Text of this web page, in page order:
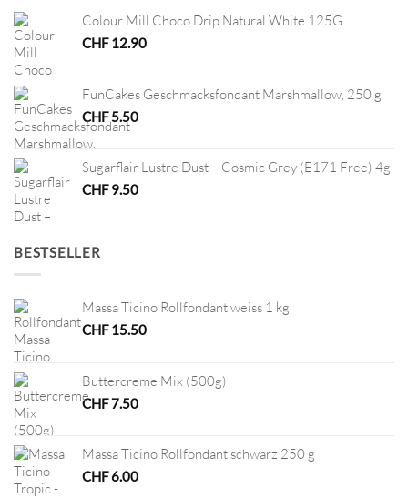
Colour Mill Choco Drip Natural White 125G
CHF12.90
FunCakes Geschmacksfondant Marshmallow, 250 g
CHF5.50
Sugarflair Lustre Dust – Cosmic Grey (E171 Free) 4g
CHF9.50
BESTSELLER
Massa Ticino Rollfondant weiss 1 kg
CHF15.50
Buttercreme Mix (500g)
CHF7.50
Massa Ticino Rollfondant schwarz 250 g
CHF6.00